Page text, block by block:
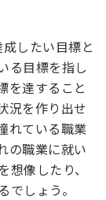
したい目標と
る目標を指し
を達すること
況を作り出せ
れている職業
の職業に就い
像したり、
しょう。